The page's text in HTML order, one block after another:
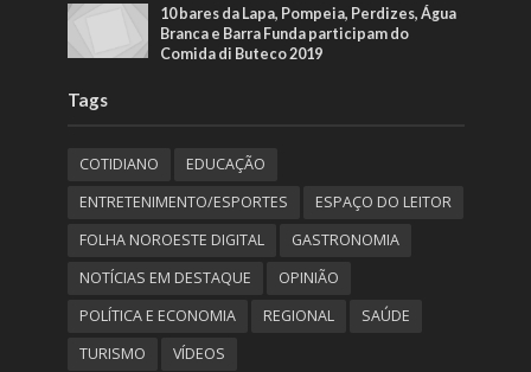
10 bares da Lapa, Pompeia, Perdizes, Água
Branca e Barra Funda participam do
Comida di Buteco 2019
Tags
COTIDIANO
EDUCAÇÃO
ENTRETENIMENTO/ESPORTES
ESPAÇO DO LEITOR
FOLHA NOROESTE DIGITAL
GASTRONOMIA
NOTÍCIAS EM DESTAQUE
OPINIÃO
POLÍTICA E ECONOMIA
REGIONAL
SAÚDE
TURISMO
VÍDEOS